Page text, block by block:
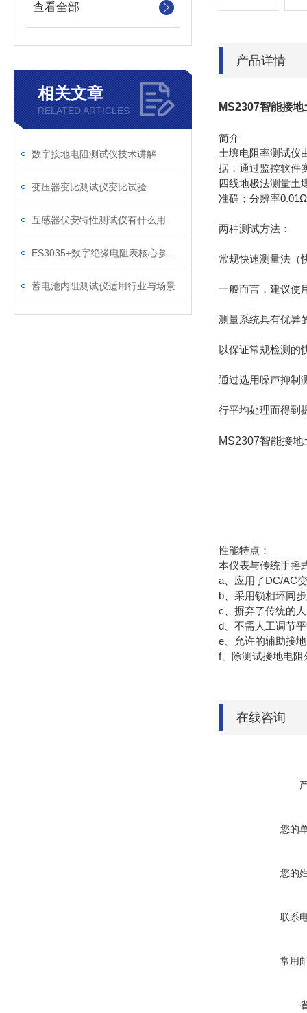
查看全部
相关文章
RELATED ARTICLES
数字接地电阻测试仪技术讲解
变压器变比测试仪变比试验
互感器伏安特性测试仪有什么用
蓄电池内阻测试仪适用行业与场景
产品详情
MS2307智能接
简介
土壤电阻率测试仪
据，通过监控软件
四线地极法测量土
准确；分辨率
两种测试方法：
常规快速测量法（
一般而言，建议使
测量系统具有优异
以保证常规检测的
通过选用噪声抑制
行平均处理而得到
MS2307智能接
性能特点：
本仪表与传统手摇
a、应用了DC/AC
b、采用锁相环同
c、摒弃了传统的
d、不需人工调节
e、允许的辅助接
f、除测试接地电
在线咨询
您的
您的
联系
常用